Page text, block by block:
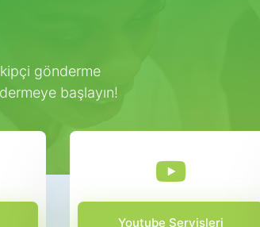
gönderme
başlayın!
Youtube Servisleri